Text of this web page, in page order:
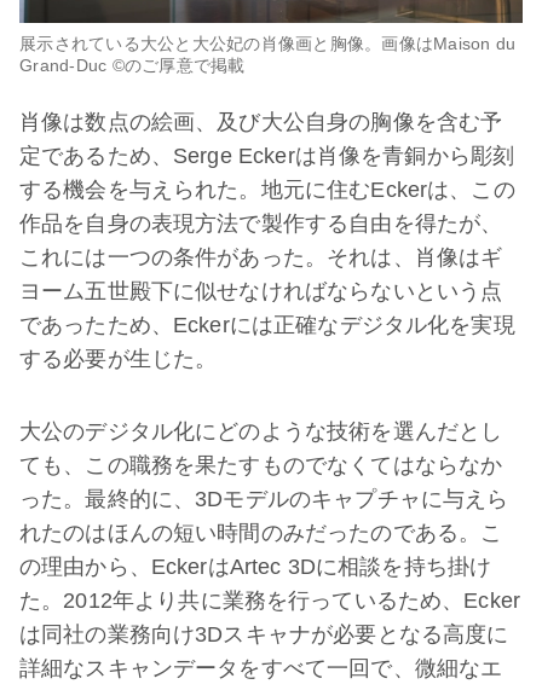
展示されている大公と大公妃の肖像画と胸像。画像はMaison du
Grand-Duc ©のご厚意で掲載
肖像は数点の絵画、及び大公自身の胸像を含む予
定であるため、Serge Eckerは肖像を青銅から彫刻
する機会を与えられた。地元に住むEckerは、この
作品を自身の表現方法で製作する自由を得たが、
これには一つの条件があった。それは、肖像はギ
ヨーム五世殿下に似せなければならないという点
であったため、Eckerには正確なデジタル化を実現
する必要が生じた。
大公のデジタル化にどのような技術を選んだとし
ても、この職務を果たすものでなくてはならなか
った。最終的に、3Dモデルのキャプチャに与えら
れたのはほんの短い時間のみだったのである。こ
の理由から、EckerはArtec 3Dに相談を持ち掛け
た。2012年より共に業務を行っているため、Ecker
は同社の業務向け3Dスキャナが必要となる高度に
詳細なスキャンデータをすべて一回で、微細なエ